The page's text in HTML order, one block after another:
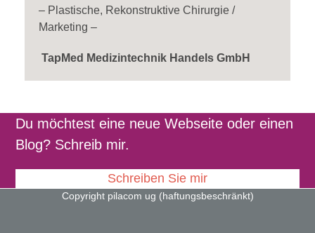
– Plastische, Rekonstruktive Chirurgie /
Marketing –
TapMed Medizintechnik Handels GmbH
Du möchtest eine neue Webseite oder einen
Blog? Schreib mir.
Schreiben Sie mir
Copyright pilacom ug (haftungsbeschränkt)